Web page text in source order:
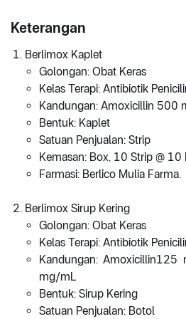
Keterangan
Berlimox Kaplet
Golongan: Obat Keras
Kelas Terapi: Antibiotik
Kandungan: Amoxicillin 500
Bentuk: Kaplet
Satuan Penjualan: Strip
Kemasan: Box, 10 Strip @ 10
Farmasi: Berlico Mulia Farma.
Berlimox Sirup Kering
Golongan: Obat Keras
Kelas Terapi: Antibiotik
Kandungan:
mg/mL
Bentuk: Sirup Kering
Satuan Penjualan: Botol